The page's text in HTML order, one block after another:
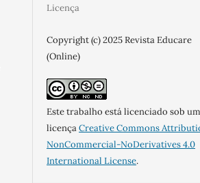
Licença
Copyright (c) 2025 Revista Educare
(Online)
Este trabalho está licenciado sob
licençaCreative Commons
NonCommercial-NoDerivatives 4.0
International License.